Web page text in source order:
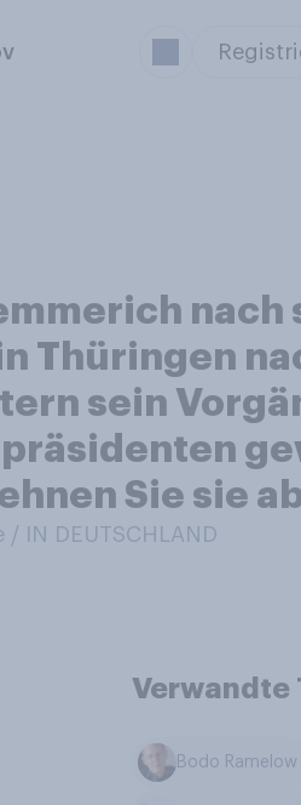
nach
Thüringen
sein
Sie sie
/ IN DEUTSCHLAND
Verwandte
Bodo Ramelow